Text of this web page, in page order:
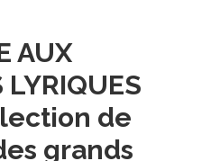
AUX
de
grands